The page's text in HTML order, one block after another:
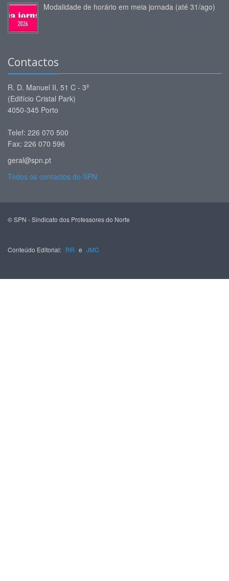
Modalidade de horário em meia jornada (até 31/ago)
Contactos
R. D. Manuel II, 51 C - 3º
(Edifício Cristal Park)
4050-345 Porto
Telef: 226 070 500
Fax: 226 070 596
geral@spn.pt
Todos os contactos do SPN
© SPN - Sindicato dos Professores do Norte
Conteúdo Editorial: RR e JMC